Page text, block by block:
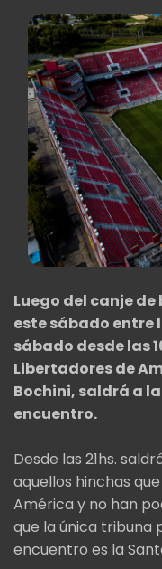
Luego del canje
este sábado entre
sábado desde las
Libertadores de
Bochini, saldrá a
encuentro.
Desde las 21hs.
aquellos hinchas
América y no han
que la única tribuna
encuentro es la